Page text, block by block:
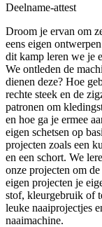
Deelname-attest
Droom je ervan om
eens eigen
dit kamp leren we je
We ontleden de
dienen deze? Hoe
rechte steek en de
patronen om
en hoe ga je ermee
eigen schetsen op
projecten zoals een
en een schort. We
onze projecten om
eigen projecten je
stof, kleurgebruik of
leuke naaiprojectjes
naaimachine.